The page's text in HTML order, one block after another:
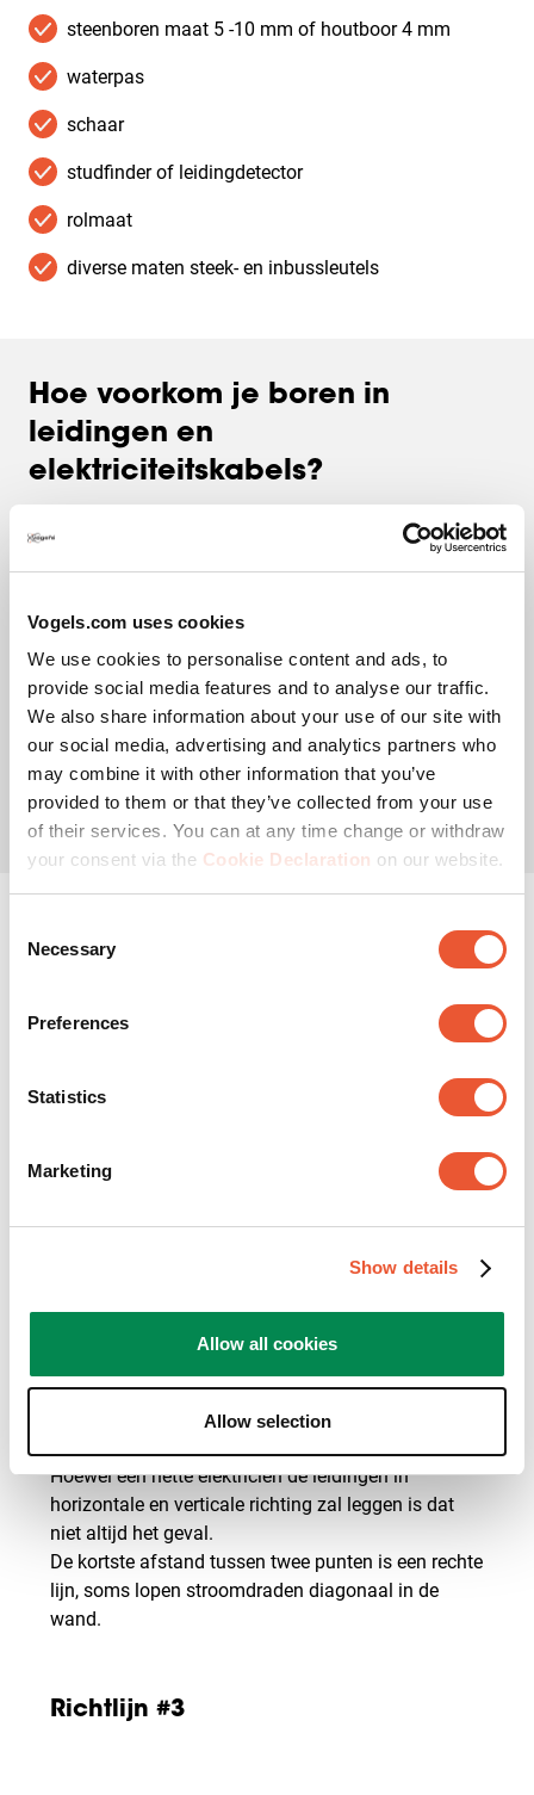
Vogels.com uses cookies
We use cookies to personalise content and ads, to
provide social media features and to analyse our traffic.
We also share information about your use of our site with
our social media, advertising and analytics partners who
may combine it with other information that you’ve
provided to them or that they’ve collected from your use
of their services. You can at any time change or withdraw
your consent via the Cookie Declaration on our website.
Selection
Necessary
Preferences
Statistics
Marketing
Show details
Allow all cookies
Allow selection
steenboren maat 5 -10 mm of houtboor 4 mm
waterpas
schaar
studfinder of leidingdetector
rolmaat
diverse maten steek- en inbussleutels
Hoe voorkom je boren in
leidingen en
elektriciteitskabels?
Elk huis zit vol met leidingen, denk aan de waterleiding,
duidelijk waar de leidingen lopen. Eigenlijk zoek je
helemaal niet naar leidingen, je zoekt juist naar de
ruimte tussen de leidingen. En die bevinden zich niet
altijd op de plaatsen waar je die zou verwachten.
Er zijn wel enkele kenmerken te noemen, maar je moet je
realiseren dat deze zaken absoluut geen garantie geven
voor succes:
Richtlijn #1
slaapkamer naar de overloop, is de kans klein dat er
Eventueel lopen hier wel elektriciteitsleidingen
Op basis van stopcontacten kun je inschatten waar
Hoewel een nette elektricien de leidingen in
horizontale en verticale richting zal leggen is dat
niet altijd het geval.
De kortste afstand tussen twee punten is een rechte
lijn, soms lopen stroomdraden diagonaal in de
wand.
Richtlijn #3